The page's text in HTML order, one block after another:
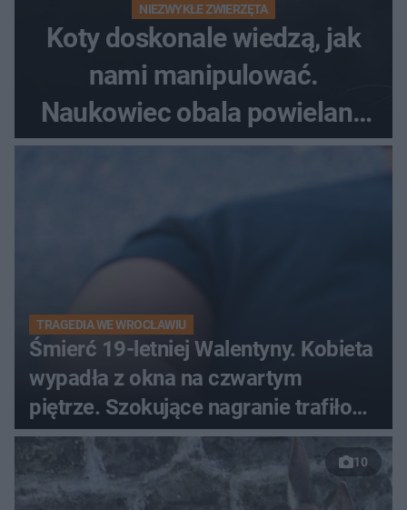
NIEZWYKŁE ZWIERZĘTA
Koty doskonale wiedzą, jak
nami manipulować.
Naukowiec obala powielane
od lat mity na ich temat
TRAGEDIA WE WROCŁAWIU
Śmierć 19-letniej Walentyny. Kobieta
wypadła z okna na czwartym
piętrze. Szokujące nagranie trafiło
do sieci
10